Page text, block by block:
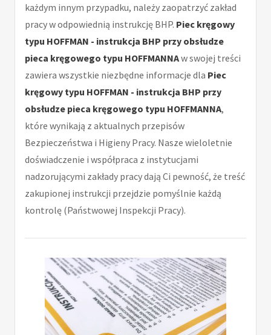
każdym innym przypadku, należy zaopatrzyć zakład
pracy w odpowiednią instrukcję BHP. Piec kręgowy
typu HOFFMAN - instrukcja BHP przy obsłudze
pieca kręgowego typu HOFFMANNAw swojej treści
zawiera wszystkie niezbędne informacje dla Piec
kręgowy typu HOFFMAN - instrukcja BHP przy
obsłudze pieca kręgowego typu HOFFMANNA,
które wynikają z aktualnych przepisów
Bezpieczeństwa i Higieny Pracy. Nasze wieloletnie
doświadczenie i współpraca z instytucjami
nadzorującymi zakłady pracy dają Ci pewność, że treść
zakupionej instrukcji przejdzie pomyślnie każdą
kontrolę (Państwowej Inspekcji Pracy).